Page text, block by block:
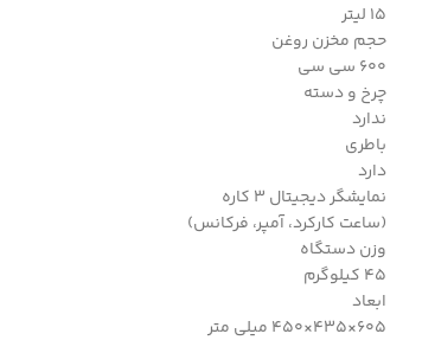
۱۵ لیتر
حجم مخزن روغن
600 سی سی
چرخ و دسته
ندارد
باطری
دارد
نمایشگر دیجیتال 3 کاره
(ساعت کارکرد، آمپر، فرکانس)
وزن دستگاه
۴۵ کیلوگرم
ابعاد
۶۰۵×۴۳۵×۴۵۰ میلی متر